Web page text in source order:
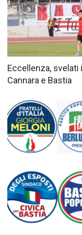
Eccellenza, svelati
Cannara e Bastia